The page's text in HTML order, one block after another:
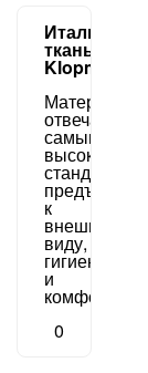
Итальянская
ткань
Klopman
Материал
отвечает
самым
высоким
стандартам,
к
внешнему
виду,
гигиене
и
комфорту.
0